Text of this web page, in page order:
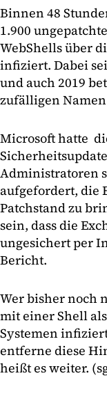
Binnen 48
1.900
WebShells über
infiziert. Dabei
und auch 2019
zufälligen
Microsoft hatte
Administratoren
aufgefordert, die
Patchstand zu
sein, dass die
ungesichert per
Bericht.
Wer bisher noch
mit einer Shell
Systemen
entferne diese
heißt es weiter.